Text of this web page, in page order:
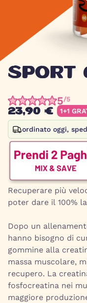
SPORT
5/5
23,90 € 1+1
ordinato oggi,
Recuperare più
poter dare il 100%
Dopo un
hanno bisogno di
gommine alla
massa muscolare,
recupero. La
fosfocreatina nei
maggiore